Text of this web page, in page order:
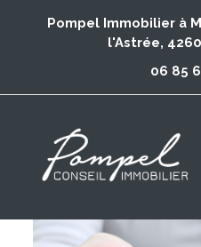
Pompel Immobilier à
l'Astrée,
06 85